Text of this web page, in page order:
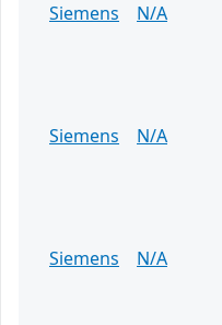
Siemens
N/A
Siemens
N/A
Siemens
N/A